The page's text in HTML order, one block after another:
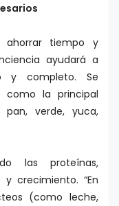
ahorrar tiempo y
ayudará a
y completo. Se
como la principal
verde, yuca,
las proteínas,
crecimiento. “En
(como leche,